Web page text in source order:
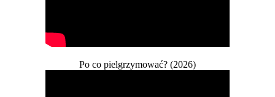
Po co pielgrzymować? (2026)